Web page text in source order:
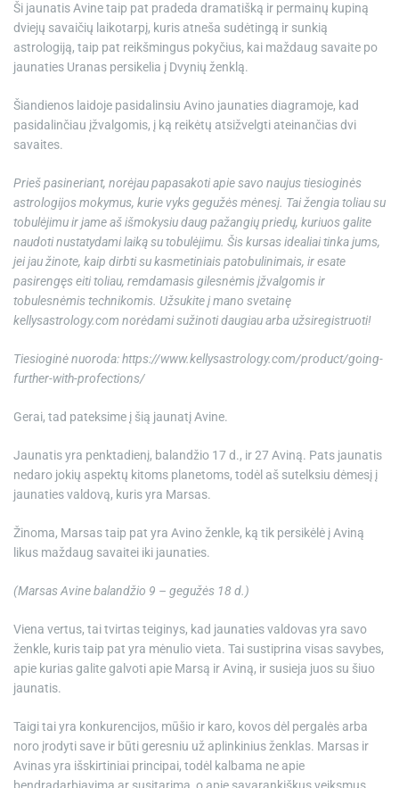
Ši jaunatis Avine taip pat pradeda dramatišką ir permainų kupiną
dviejų savaičių laikotarpį, kuris atneša sudėtingą ir sunkią
astrologiją, taip pat reikšmingus pokyčius, kai maždaug savaite po
jaunaties Uranas persikelia į Dvynių ženklą.
Šiandienos laidoje pasidalinsiu Avino jaunaties diagramoje, kad
pasidalinčiau įžvalgomis, į ką reikėtų atsižvelgti ateinančias dvi
savaites.
Prieš pasineriant, norėjau papasakoti apie savo naujus tiesioginės
astrologijos mokymus, kurie vyks gegužės mėnesį. Tai žengia toliau su
tobulėjimu ir jame aš išmokysiu daug pažangių priedų, kuriuos galite
naudoti nustatydami laiką su tobulėjimu. Šis kursas idealiai tinka jums,
jei jau žinote, kaip dirbti su kasmetiniais patobulinimais, ir esate
pasirengęs eiti toliau, remdamasis gilesnėmis įžvalgomis ir
tobulesnėmis technikomis. Užsukite į mano svetainę
kellysastrology.com norėdami sužinoti daugiau arba užsiregistruoti!
Tiesioginė nuoroda:https://www.kellysastrology.com/product/going-
further-with-profections/
Gerai, tad pateksime į šią jaunatį Avine.
Jaunatis yra penktadienį, balandžio 17 d., ir 27 Aviną. Pats jaunatis
nedaro jokių aspektų kitoms planetoms, todėl aš sutelksiu dėmesį į
jaunaties valdovą, kuris yra Marsas.
Žinoma, Marsas taip pat yra Avino ženkle, ką tik persikėlė į Aviną
likus maždaug savaitei iki jaunaties.
(Marsas Avine balandžio 9 – gegužės 18 d.)
Viena vertus, tai tvirtas teiginys, kad jaunaties valdovas yra savo
ženkle, kuris taip pat yra mėnulio vieta. Tai sustiprina visas savybes,
apie kurias galite galvoti apie Marsą ir Aviną, ir susieja juos su šiuo
jaunatis.
Taigi tai yra konkurencijos, mūšio ir karo, kovos dėl pergalės arba
noro įrodyti save ir būti geresniu už aplinkinius ženklas. Marsas ir
Avinas yra išskirtiniai principai, todėl kalbama ne apie